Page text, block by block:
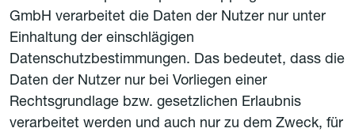
GmbH verarbeitet die Daten der Nutzer nur unter
Einhaltung der einschlägigen
Datenschutzbestimmungen. Das bedeutet, dass die
Daten der Nutzer nur bei Vorliegen einer
Rechtsgrundlage bzw. gesetzlichen Erlaubnis
verarbeitet werden und auch nur zu dem Zweck, für